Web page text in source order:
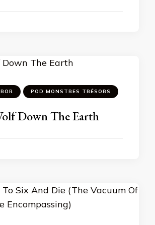
POD MONSTRES TRÉSORS
Down The Earth